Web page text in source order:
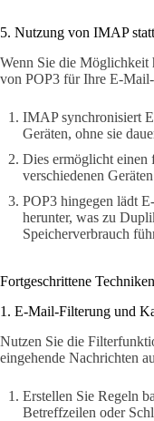
5. Nutzung von IMAP
Wenn Sie die Möglichkeit
von POP3 für Ihre E-
IMAP synchronisiert
Geräten, ohne sie
Dies ermöglicht
verschiedenen
POP3 hingegen lädt
herunter, was zu
Speicherverbrauch
Fortgeschrittene
1. E-Mail-Filterung und
Nutzen Sie die
eingehende Nachrichten
Erstellen Sie Regeln
Betreffzeilen oder